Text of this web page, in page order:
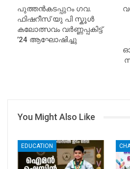
പുത്തൻകടപ്പുറം ഗവ.
ഫിഷറീസ് യു പി സ്കൂൾ
കലോത്സവം വര്‍ണ്ണപ്പകിട്ട്
’24 ആഘോഷിച്ചു
You Might Also Like
EDUCATION